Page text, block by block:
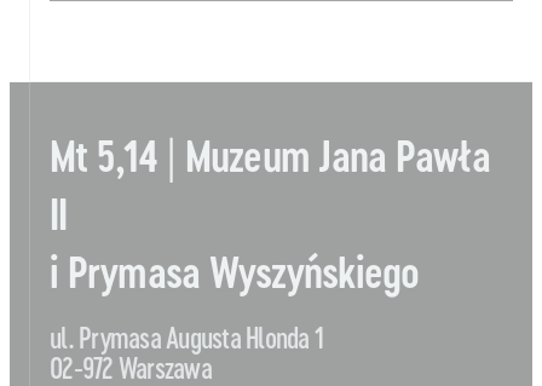
Mt 5,14 | Muzeum Jana Pawła
i Prymasa Wyszyńskiego
ul. Prymasa Augusta Hlonda 1
02-972 Warszawa